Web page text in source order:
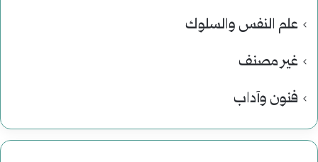
علم النفس والسلوك
غير مصنف
فنون وآداب